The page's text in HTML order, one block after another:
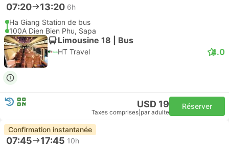
07:20 13:20 6h
Ha Giang Station de bus
100A Dien Bien Phu, Sapa
Limousine 18 | Bus
HT Travel 4.0
USD 19
Taxes comprises par adulte
Réserver
Confirmation instantanée
07:45 17:45 10h